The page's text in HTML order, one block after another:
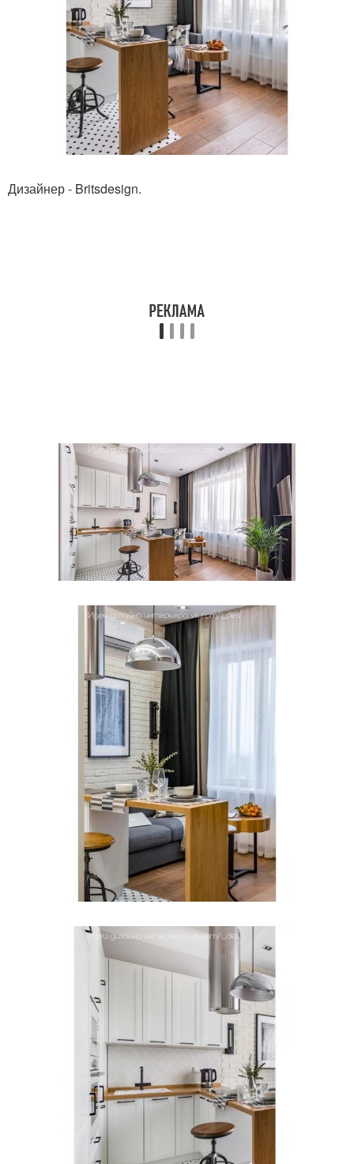
Дизайнер - Britsdesign.